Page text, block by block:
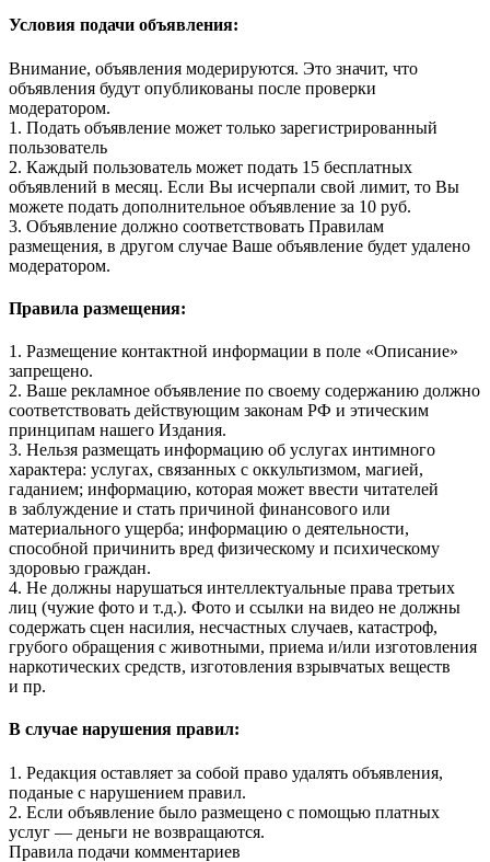
Условия подачи объявления:
Внимание, объявления модерируются. Это значит, что
объявления будут опубликованы после проверки
модератором.
1. Подать объявление может только зарегистрированный
пользователь
2. Каждый пользователь может подать 15 бесплатных
объявлений в месяц. Если Вы исчерпали свой лимит, то Вы
можете подать дополнительное объявление за 10 руб.
3. Объявление должно соответствовать Правилам
размещения, в другом случае Ваше объявление будет удалено
модератором.
Правила размещения:
1. Размещение контактной информации в поле «Описание»
запрещено.
2. Ваше рекламное объявление по своему содержанию должно
соответствовать действующим законам РФ и этическим
принципам нашего Издания.
3. Нельзя размещать информацию об услугах интимного
характера: услугах, связанных с оккультизмом, магией,
гаданием; информацию, которая может ввести читателей
в заблуждение и стать причиной финансового или
материального ущерба; информацию о деятельности,
способной причинить вред физическому и психическому
здоровью граждан.
4. Не должны нарушаться интеллектуальные права третьих
лиц (чужие фото и т.д.). Фото и ссылки на видео не должны
содержать сцен насилия, несчастных случаев, катастроф,
грубого обращения с животными, приема и/или изготовления
наркотических средств, изготовления взрывчатых веществ
и пр.
В случае нарушения правил:
1. Редакция оставляет за собой право удалять объявления,
поданые с нарушением правил.
2. Если объявление было размещено с помощью платных
услуг — деньги не возвращаются.
Правила подачи комментариев